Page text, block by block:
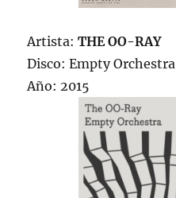
Artista:THE OO-RAY
Disco: Empty Orchestra
Año: 2015